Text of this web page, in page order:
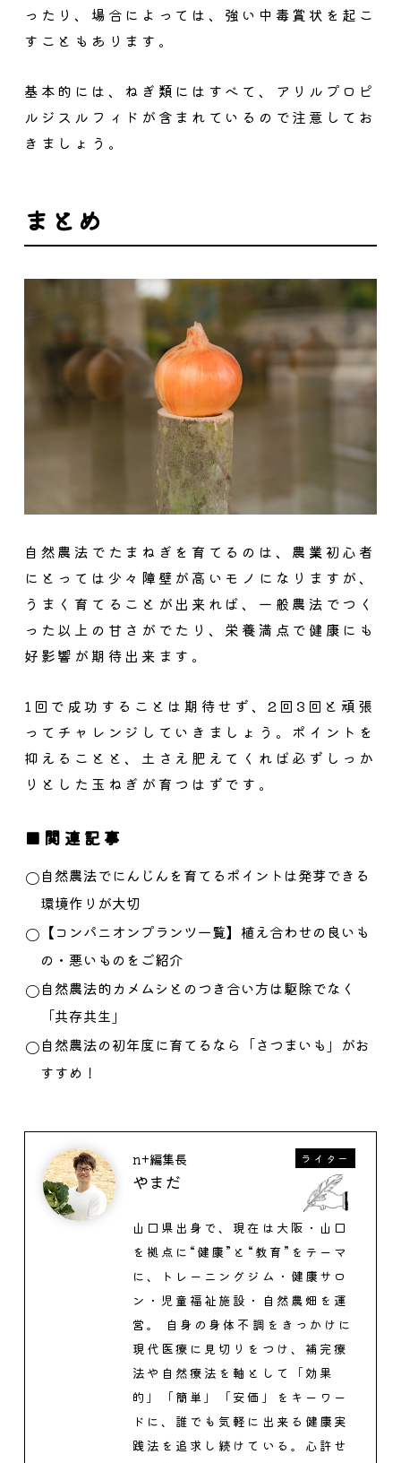
ったり、場合によっては、強い中毒賞状を起こ
すこともあります。
基本的には、ねぎ類にはすべて、アリルプロピ
ルジスルフィドが含まれているので注意してお
きましょう。
まとめ
自然農法でたまねぎを育てるのは、農業初心者
にとっては少々障壁が高いモノになりますが、
うまく育てることが出来れば、 一般農法でつく
った以上の甘さがでたり、栄養満点で健康にも
好影響が期待出来ます。
1回で成功することは期待せず、2回3回と頑張
ってチャレンジしていきましょう。ポイントを
抑えることと、土さえ肥えてくれば必ずしっか
りとした玉ねぎが育つはずです。
関連記事
自然農法でにんじんを育てるポイントは発芽できる
環境作りが大切
【コンパニオンプランツ一覧】植え合わせの良いも
の・悪いものをご紹介
自然農法的カメムシとのつき合い方は駆除でなく
「共存共生」
自然農法の初年度に育てるなら「さつまいも」がお
すすめ！
n+編集長
やまだ
ライター
山口県出身で、現在は大阪・山口
を拠点に“健康”と“教育”をテーマ
に、トレーニングジム・健康サロ
ン・児童福祉施設・自然農畑を運
営。 自身の身体不調をきっかけに
現代医療に見切りをつけ、補完療
法や自然療法を軸として「効果
的」「簡単」「安価」をキーワー
ドに、誰でも気軽に出来る健康実
践法を追求し続けている。心許せ